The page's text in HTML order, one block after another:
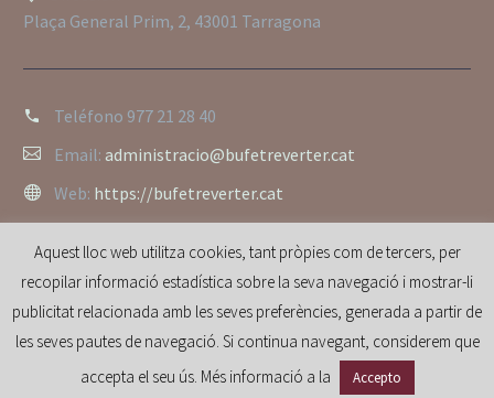
Plaça General Prim, 2, 43001 Tarragona
Teléfono 977 21 28 40
Email: administracio@bufetreverter.cat
Web: https://bufetreverter.cat
Aquest lloc web utilitza cookies, tant pròpies com de tercers, per
recopilar informació estadística sobre la seva navegació i mostrar-li
publicitat relacionada amb les seves preferències, generada a partir de
les seves pautes de navegació. Si continua navegant, considerem que
accepta el seu ús. Més informació a la
Accepto